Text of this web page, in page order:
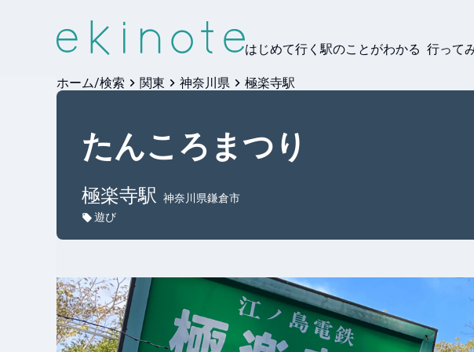
はじめて行く駅のことがわかる 行って
ホーム/検索 関東 神奈川県 極楽寺駅
たんころまつり
極楽寺駅
神奈川県鎌倉市
遊び